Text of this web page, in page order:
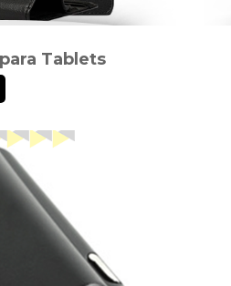
Tablets